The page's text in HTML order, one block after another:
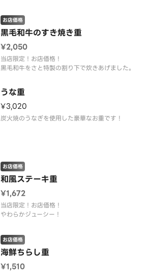
※写真はイメージです。
黒⽑和⽜のすき焼き重
お店価格
¥2,050
当店限定！お店価格！
黒毛和牛をさと特製の割り下で炊きあげました。
うな重
¥3,020
炭火焼のうなぎを使用した豪華なお重です！
和⾵ステーキ重
お店価格
¥1,672
当店限定！お店価格！
やわらかジューシー！
海鮮ちらし重
お店価格
¥1,510